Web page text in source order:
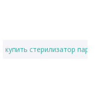
купить стерилизатор